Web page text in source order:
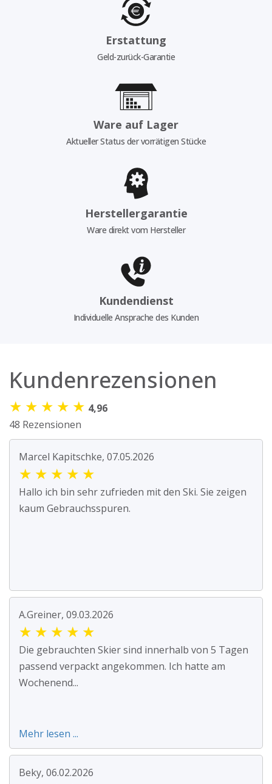
Erstattung
Geld-zurück-Garantie
Ware auf Lager
Aktueller Status der vorrätigen Stücke
Herstellergarantie
Ware direkt vom Hersteller
Kundendienst
Individuelle Ansprache des Kunden
Kundenrezensionen
★ ★ ★ ★ ★ 4,96
48 Rezensionen
Marcel Kapitschke, 07.05.2026
★ ★ ★ ★ ★
Hallo ich bin sehr zufrieden mit den Ski. Sie zeigen
kaum Gebrauchsspuren.
A.Greiner, 09.03.2026
★ ★ ★ ★ ★
Die gebrauchten Skier sind innerhalb von 5 Tagen
passend verpackt angekommen. Ich hatte am
Wochenend...
Mehr lesen ...
Beky, 06.02.2026